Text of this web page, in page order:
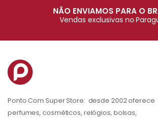
NÃO ENVIAMOS PARA O
Vendas exclusivas no
Ponto Com Super Store: desde 2002 oferece
perfumes, cosméticos, relógios, bolsas,